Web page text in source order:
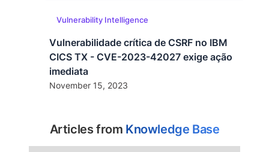
Vulnerability Intelligence
Vulnerabilidade crítica de CSRF no IBM
CICS TX - CVE-2023-42027 exige ação
imediata
November 15, 2023
Articles from Knowledge Base